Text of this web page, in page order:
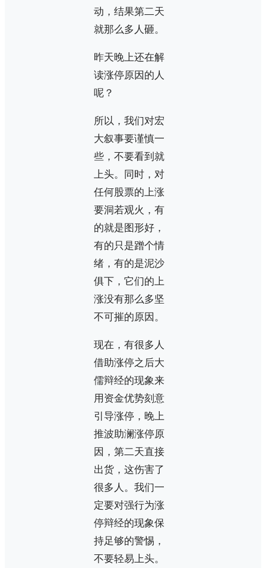
动，结果第二天
就那么多人砸。
昨天晚上还在解
读涨停原因的人
呢？
所以，我们对宏
大叙事要谨慎一
些，不要看到就
上头。同时，对
任何股票的上涨
要洞若观火，有
的就是图形好，
有的只是蹭个情
绪，有的是泥沙
俱下，它们的上
涨没有那么多坚
不可摧的原因。
现在，有很多人
借助涨停之后大
儒辩经的现象来
用资金优势刻意
引导涨停，晚上
推波助澜涨停原
因，第二天直接
出货，这伤害了
很多人。我们一
定要对强行为涨
停辩经的现象保
持足够的警惕，
不要轻易上头。